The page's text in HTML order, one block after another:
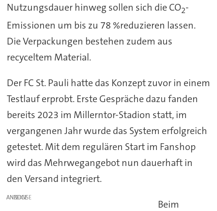
Nutzungsdauer hinweg sollen sich die CO2-
Emissionen um bis zu 78 %reduzieren lassen.
Die Verpackungen bestehen zudem aus
recyceltem Material.
Der FC St. Pauli hatte das Konzept zuvor in einem
Testlauf erprobt. Erste Gespräche dazu fanden
bereits 2023 im Millerntor-Stadion statt, im
vergangenen Jahr wurde das System erfolgreich
getestet. Mit dem regulären Start im Fanshop
wird das Mehrwegangebot nun dauerhaft in
den Versand integriert.
ANZEIGE
Beim